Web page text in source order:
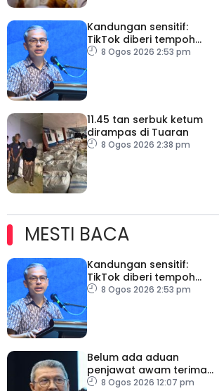
Kandungan sensitif:
TikTok diberi tempoh
perkukuh sistem
8 Ogos 2026 2:53 pm
11.45 tan serbuk ketum
dirampas di Tuaran
8 Ogos 2026 2:38 pm
MESTI BACA
Kandungan sensitif:
TikTok diberi tempoh
perkukuh sistem
8 Ogos 2026 2:53 pm
Belum ada aduan
penjawat awam terima
tekanan daripada ahli
8 Ogos 2026 12:07 pm